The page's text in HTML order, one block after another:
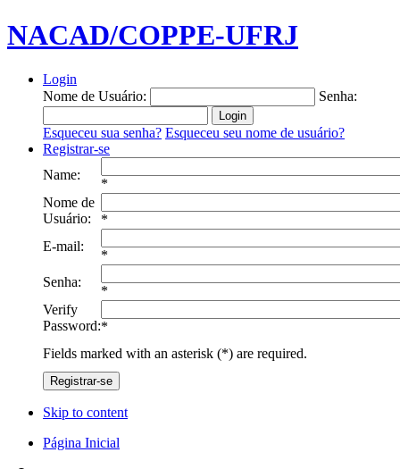
NACAD/COPPE-UFRJ
Login
Nome de Usuário:
Senha:
Esqueceu sua senha? Esqueceu seu nome de usuário?
Registrar-se
Name:
*
Nome de
Usuário:
*
E-mail:
*
Senha:
*
Verify
Password:*
Fields marked with an asterisk (*) are required.
Registrar-se
Skip to content
Página Inicial